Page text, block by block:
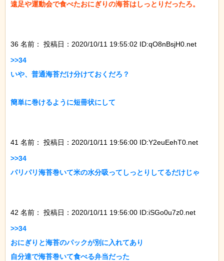
遠足や運動会で食べたおにぎりの海苔はしっとりだったろ。
36 名前：
投稿日：2020/10/11 19:55:02 ID:qO8nBsjH0.net
>>34
いや、普通海苔だけ分けておくだろ？
簡単に巻けるように短冊状にして
41 名前：
投稿日：2020/10/11 19:56:00 ID:Y2euEehT0.net
>>34
パリパリ海苔巻いて米の水分吸ってしっとりしてるだけじゃ
42 名前：
投稿日：2020/10/11 19:56:00 ID:iSGo0u7z0.net
>>34
おにぎりと海苔のパックが別に入れてあり
自分達で海苔巻いて食べる弁当だった